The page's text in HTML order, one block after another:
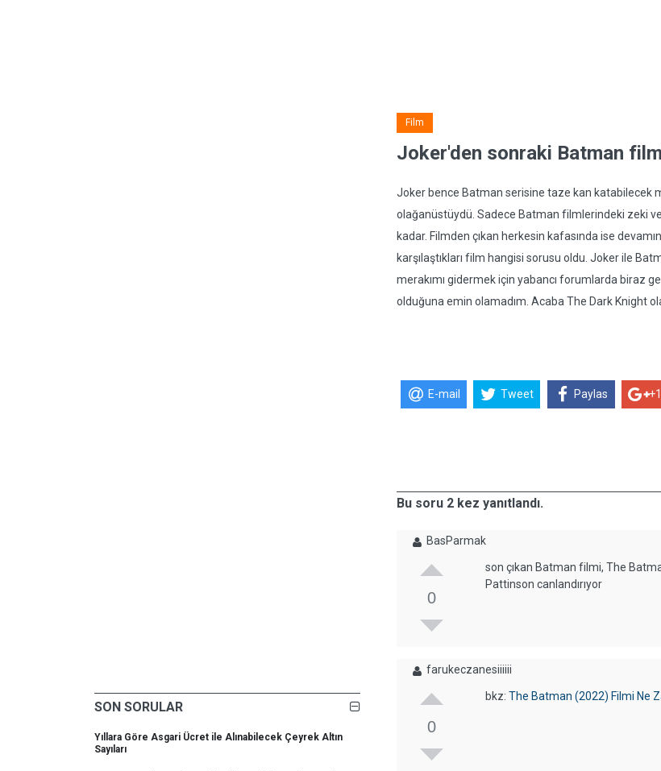
SON SORULAR
Yıllara Göre Asgari Ücret ile Alınabilecek Çeyrek Altın
Sayıları
Film
Joker'den sonraki Batman
Joker bence Batman serisine taze kan katabilecek
olağanüstüydü. Sadece Batman filmlerindeki zeki
kadar. Filmden çıkan herkesin kafasında ise
karşılaştıkları film hangisi sorusu oldu. Joker ile
merakımı gidermek için yabancı forumlarda biraz
olduğuna emin olamadım. Acaba The Dark Knight
E-mail Tweet Paylas +1
Bu soru 2 kez yanıtlandı.
BasParmak
0
son çıkan Batman filmi, The
Pattinson canlandırıyor
farukeczanesiiiiii
0
bkz:The Batman (2022) Filmi Ne